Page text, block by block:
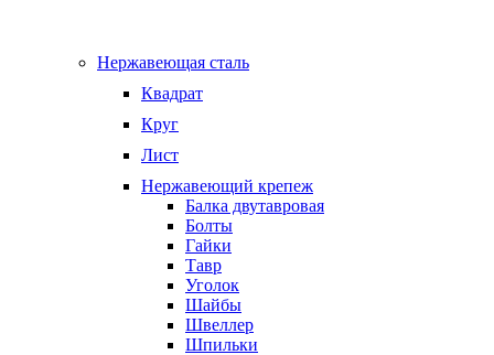
Нержавеющая сталь
Квадрат
Круг
Лист
Нержавеющий крепеж
Балка двутавровая
Болты
Гайки
Тавр
Уголок
Шайбы
Швеллер
Шпильки